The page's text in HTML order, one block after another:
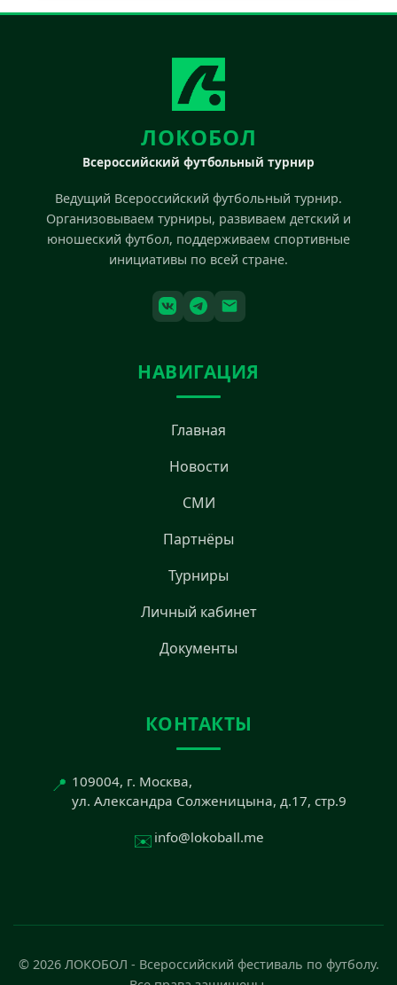
ЛОКОБОЛ
Всероссийский футбольный турнир
Ведущий Всероссийский футбольный турнир.
Организовываем турниры, развиваем детский и
юношеский футбол, поддерживаем спортивные
инициативы по всей стране.
НАВИГАЦИЯ
Главная
Новости
СМИ
Партнёры
Турниры
Личный кабинет
Документы
КОНТАКТЫ
📍 109004, г. Москва,
ул. Александра Солженицына, д.17, стр.9
✉️ info@lokoball.me
© 2026 ЛОКОБОЛ - Всероссийский фестиваль по футболу.